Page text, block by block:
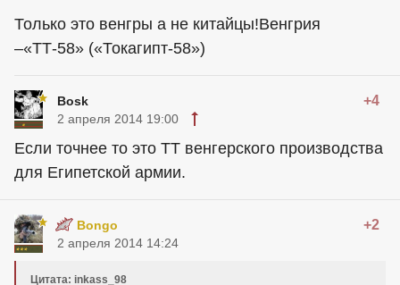
Только это венгры а не китайцы!Венгрия
–«ТТ-58» («Токагипт-58»)
Bosk +4
2 апреля 2014 19:00
Если точнее то это ТТ венгерского производства
для Египетской армии.
Bongo +2
2 апреля 2014 14:24
Цитата: inkass_98